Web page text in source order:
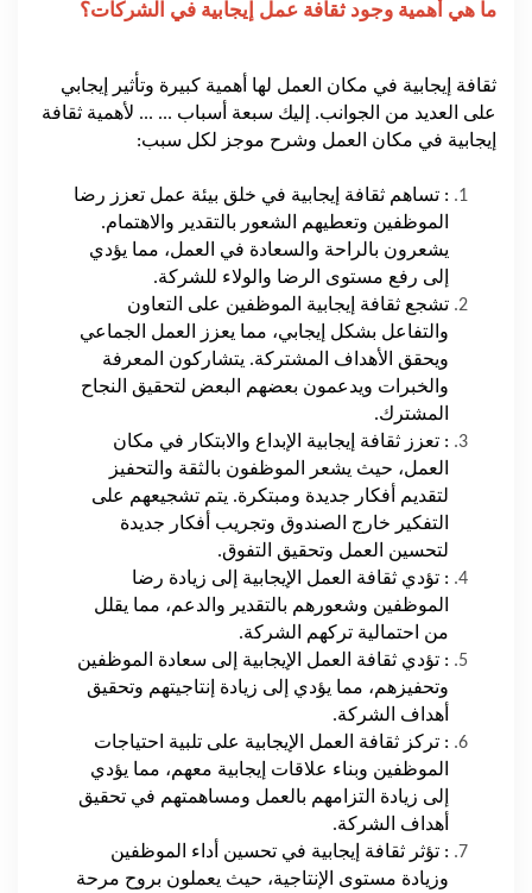
ما هي أهمية وجود ثقافة عمل إيجابية في الشركات؟
ثقافة إيجابية في مكان العمل لها أهمية كبيرة وتأثير إيجابي
على العديد من الجوانب. إليك سبعة أسباب ... ... لأهمية ثقافة
إيجابية في مكان العمل وشرح موجز لكل سبب:
: تساهم ثقافة إيجابية في خلق بيئة عمل تعزز رضا
الموظفين وتعطيهم الشعور بالتقدير والاهتمام.
يشعرون بالراحة والسعادة في العمل، مما يؤدي
إلى رفع مستوى الرضا والولاء للشركة.
تشجع ثقافة إيجابية الموظفين على التعاون
والتفاعل بشكل إيجابي، مما يعزز العمل الجماعي
ويحقق الأهداف المشتركة. يتشاركون المعرفة
والخبرات ويدعمون بعضهم البعض لتحقيق النجاح
المشترك.
: تعزز ثقافة إيجابية الإبداع والابتكار في مكان
العمل، حيث يشعر الموظفون بالثقة والتحفيز
لتقديم أفكار جديدة ومبتكرة. يتم تشجيعهم على
التفكير خارج الصندوق وتجريب أفكار جديدة
لتحسين العمل وتحقيق التفوق.
: تؤدي ثقافة العمل الإيجابية إلى زيادة رضا
الموظفين وشعورهم بالتقدير والدعم، مما يقلل
من احتمالية تركهم الشركة.
: تؤدي ثقافة العمل الإيجابية إلى سعادة الموظفين
وتحفيزهم، مما يؤدي إلى زيادة إنتاجيتهم وتحقيق
أهداف الشركة.
: تركز ثقافة العمل الإيجابية على تلبية احتياجات
الموظفين وبناء علاقات إيجابية معهم، مما يؤدي
إلى زيادة التزامهم بالعمل ومساهمتهم في تحقيق
أهداف الشركة.
: تؤثر ثقافة إيجابية في تحسين أداء الموظفين
وزيادة مستوى الإنتاجية، حيث يعملون بروح مرحة